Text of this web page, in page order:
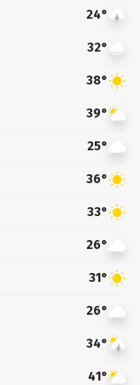
24°
32°
38°
39°
25°
36°
33°
26°
31°
26°
34°
41°